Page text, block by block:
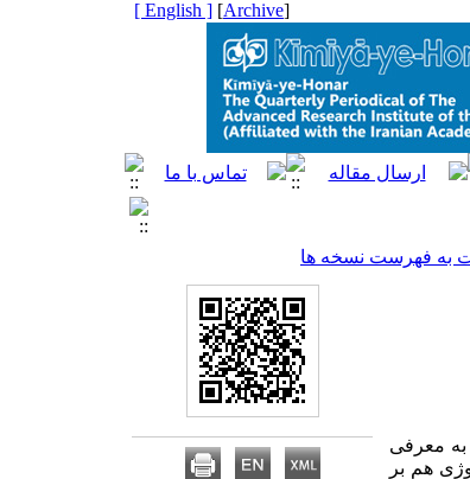
[
Archive
]
[ English ]
به فهرست نسخه ها
به معرفی
هم بر